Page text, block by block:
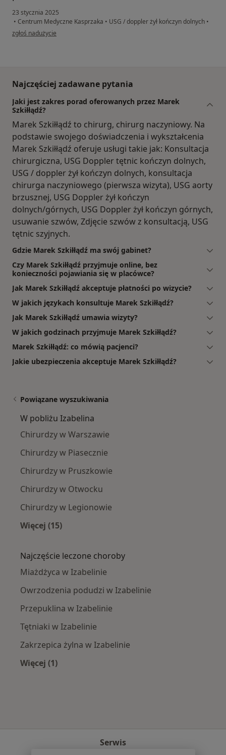
23 stycznia 2025
• Centrum Medyczne Kasprzaka • USG / doppler żył kończyn dolnych •
w opinii użytkownika Antoni
zgłoś nadużycie
Najczęściej zadawane pytania
Jaki jest zakres porad oferowanych przez Marek
Szkiłłądź?
Marek Szkiłłądź to chirurg, chirurg naczyniowy. Na
podstawie swojego doświadczenia i wykształcenia
Marek Szkiłłądź oferuje usługi takie jak: Konsultacja
chirurgiczna, USG Doppler tętnic kończyn dolnych,
USG / doppler żył kończyn dolnych, konsultacja
chirurga naczyniowego (pierwsza wizyta), USG aorty
brzusznej, USG Doppler żył kończyn
dolnych/górnych, USG Doppler żył kończyn górnych,
usuwanie szwów, Zdjęcie szwów z konsultacją, USG
tętnic szyjnych.
Gdzie Marek Szkiłłądź ma swój gabinet?
Czy Marek Szkiłłądź przyjmuje online, bez
konieczności pojawiania się w placówce?
Jak Marek Szkiłłądź akceptuje płatności po wizycie?
W jakich językach konsultuje Marek Szkiłłądź?
Jak Marek Szkiłłądź umawia wizyty?
W jakich godzinach przyjmuje Marek Szkiłłądź?
Marek Szkiłłądź: co mówią pacjenci?
Jakie ubezpieczenia akceptuje Marek Szkiłłądź?
Powiązane wyszukiwania
W pobliżu Izabelina
Chirurdzy w Warszawie
Chirurdzy w Piasecznie
Chirurdzy w Pruszkowie
Chirurdzy w Otwocku
Chirurdzy w Legionowie
Więcej (15)
Najczęście leczone choroby
Miażdżyca w Izabelinie
Owrzodzenia podudzi w Izabelinie
Przepuklina w Izabelinie
Tętniaki w Izabelinie
Zakrzepica żylna w Izabelinie
Więcej (1)
Serwis